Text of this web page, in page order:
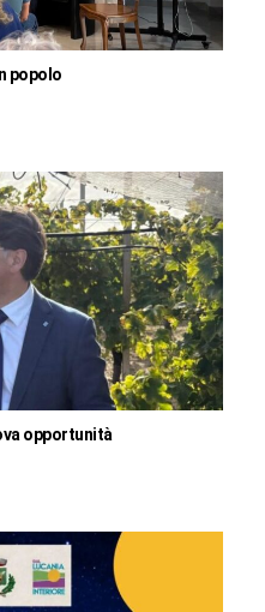
popolo
opportunità